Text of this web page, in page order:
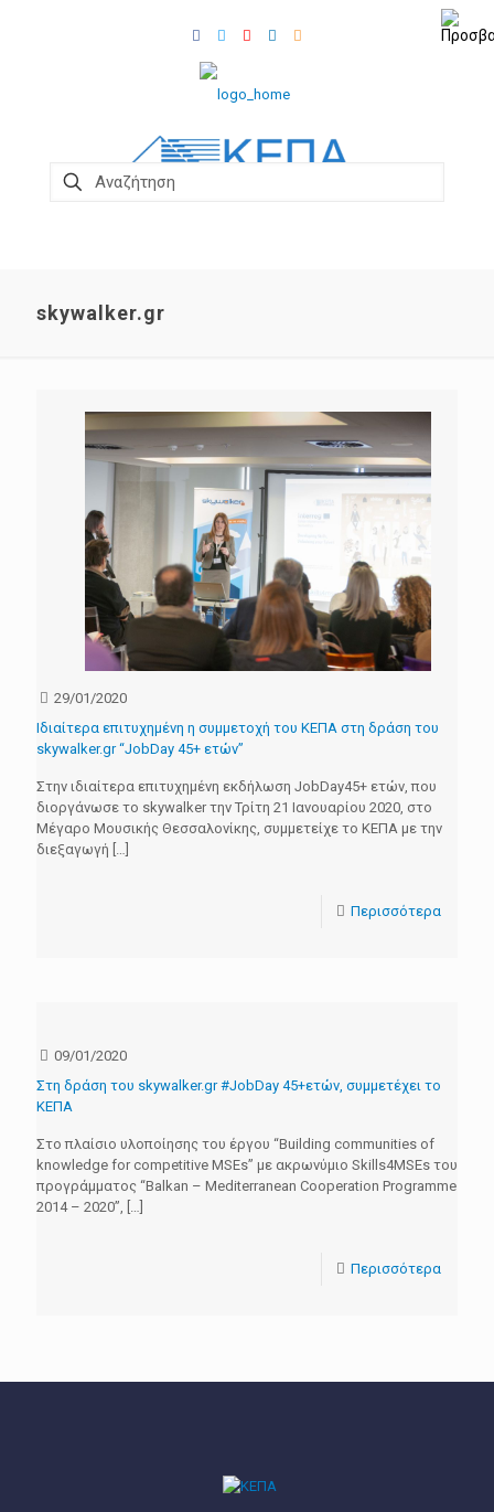
skywalker.gr
29/01/2020
Ιδιαίτερα επιτυχημένη η συμμετοχή του ΚΕΠΑ στη δράση του
skywalker.gr “JobDay 45+ ετών”
Στην ιδιαίτερα επιτυχημένη εκδήλωση JobDay45+ ετών, που
διοργάνωσε το skywalker την Τρίτη 21 Ιανουαρίου 2020, στο
Μέγαρο Μουσικής Θεσσαλονίκης, συμμετείχε το ΚΕΠΑ με την
διεξαγωγή […]
Περισσότερα
09/01/2020
Στη δράση του skywalker.gr #JobDay 45+ετών, συμμετέχει το
ΚΕΠΑ
Στο πλαίσιο υλοποίησης του έργου “Building communities of
knowledge for competitive MSEs” με ακρωνύμιο Skills4MSEs του
προγράμματος “Balkan – Mediterranean Cooperation Programme
2014 – 2020”, […]
Περισσότερα